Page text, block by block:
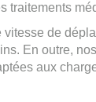
traitements
de
En outre,
aux